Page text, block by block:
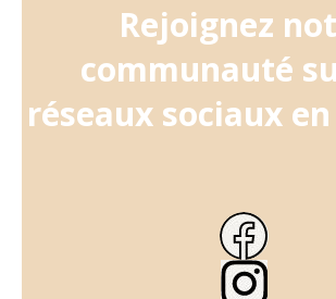
Rejoignez
communauté
réseaux sociaux